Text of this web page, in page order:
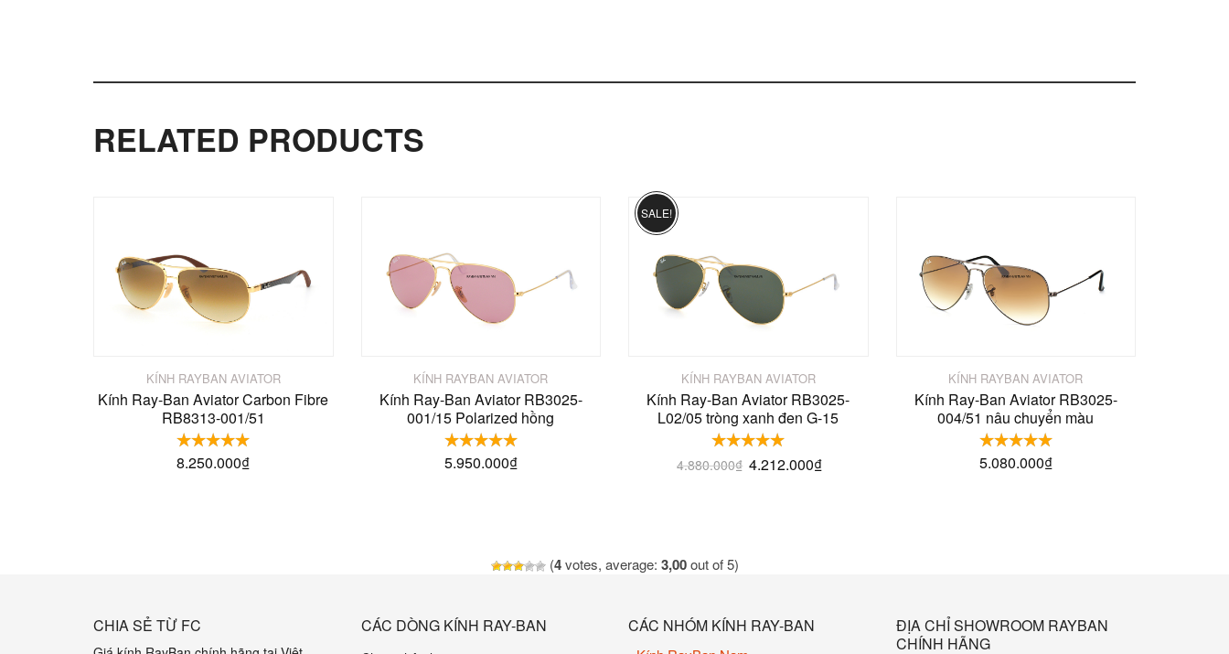
RELATED PRODUCTS
KÍNH RAYBAN AVIATOR
Kính Ray-Ban Aviator Carbon Fibre
RB8313-001/51
8.250.000₫
KÍNH RAYBAN AVIATOR
Kính Ray-Ban Aviator RB3025-
001/15 Polarized hồng
5.950.000₫
KÍNH RAYBAN AVIATOR
Kính Ray-Ban Aviator RB3025-
L02/05 tròng xanh đen G-15
4.880.000₫ 4.212.000₫
SALE!
KÍNH RAYBAN AVIATOR
Kính Ray-Ban Aviator RB3025-
004/51 nâu chuyển màu
5.080.000₫
(4votes, average: 3,00out of 5)
CHIA SẺ TỪ FC CÁC DÒNG KÍNH RAY-BAN CÁC NHÓM KÍNH RAY-BAN
ĐỊA CHỈ SHOWROOM RAYBAN
CHÍNH HÃNG